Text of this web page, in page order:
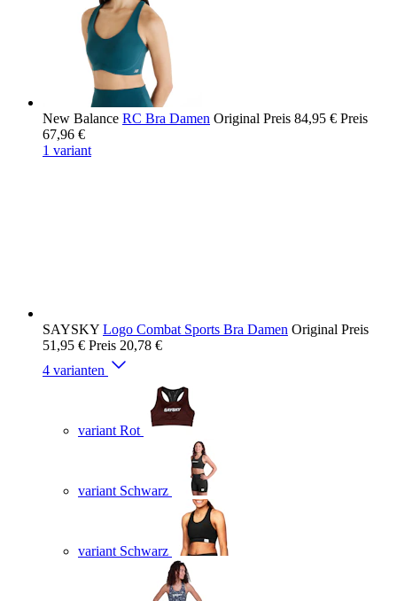
New Balance RC Bra Damen Original Preis 84,95 € Preis
67,96 €
1 variant
SAYSKY Logo Combat Sports Bra Damen Original Preis
51,95 € Preis 20,78 €
4 varianten
variant Rot
variant Schwarz
variant Schwarz